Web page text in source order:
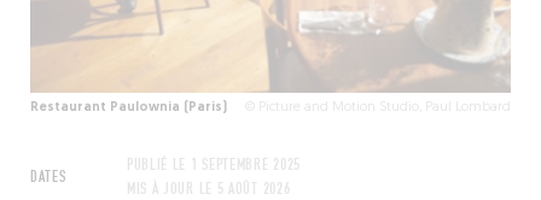
Restaurant Paulownia (Paris) © Picture and Motion Studio, Paul Lombard
DATES
PUBLIÉ LE
1 SEPTEMBRE 2025
MIS À JOUR LE 5 AOÛT 2026